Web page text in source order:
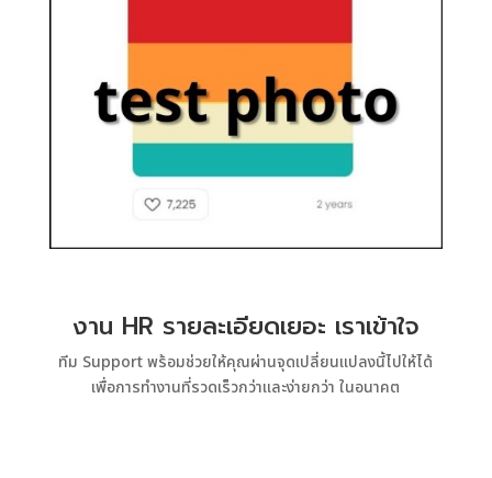
งาน HR รายละเอียดเยอะ เราเข้าใจ
ทีม Support พร้อมช่วยให้คุณผ่านจุดเปลี่ยนแปลงนี้ไปให้ได้
เพื่อการทำงานที่รวดเร็วกว่าและง่ายกว่า ในอนาคต